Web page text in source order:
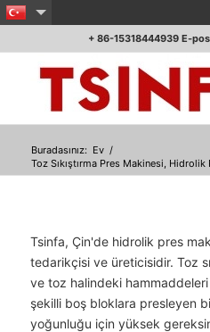
+ 86-15318444939 E-
Buradasınız: Ev /
Toz Sıkıştırma Pres Makinesi,
Tsinfa, Çin'de hidrolik pres
tedarikçisi ve üreticisidir. Toz
ve toz halindeki
şekilli boş bloklara presleyen
yoğunluğu için yüksek